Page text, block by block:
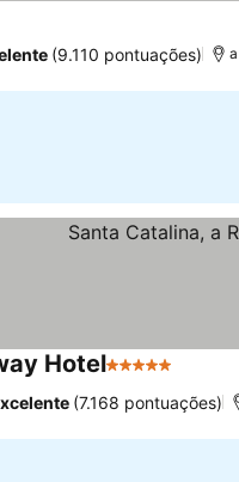
(9.110 pontuações)
Hotel5 Estrelas
(7.168 pontuações)